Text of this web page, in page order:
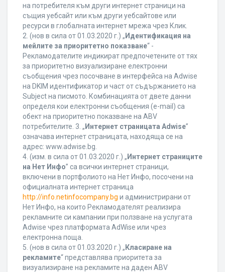
на потребителя към други интернет страници на
същия уебсайт или към други уебсайтове или
ресурси в глобалната интернет мрежа чрез Клик.
2. (нов в сила от 01.03.2020 г.) „ Идентификация на
мейлите за приоритетно показване“ -
Рекламодателите индикират предпочетените от тях
за приоритетно визуализиране електронни
съобщения чрез посочване в интерфейса на Adwise
на DKIM идентификатор и част от съдържанието на
Subject на писмото. Комбинацията от двете данни
определя кои електронни съобщения (e-mail) са
обект на приоритетно показване на ABV
потребителите. 3. „ Интернет страницата Adwise”
означава интернет страницата, находяща се на
адрес: www.adwise.bg.
4. (изм. в сила от 01.03.2020 г.) „ Интернет страниците
на Нет Инфо” са всички интернет страници,
включени в портфолиото на Нет Инфо, посочени на
официалната интернет страница
http://info.netinfocompany.bg и администрирани от
Нет Инфо, на които Рекламодателят реализира
рекламните си кампании при ползване на услугата
Adwise чрез платформата AdWise или чрез
електронна поща.
5. (нов в сила от 01.03.2020 г.) „ Класиране на
рекламите“ представлява приоритета за
визуализиране на рекламите на даден ABV